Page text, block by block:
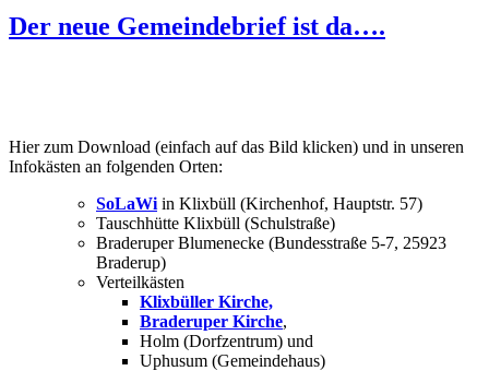
Der neue Gemeindebrief ist da….
Hier zum Download (einfach auf das Bild klicken) und in unseren
Infokästen an folgenden Orten:
SoLaWi in Klixbüll (Kirchenhof, Hauptstr. 57)
Tauschhütte Klixbüll (Schulstraße)
Braderuper Blumenecke (Bundesstraße 5-7, 25923
Braderup)
Verteilkästen
Klixbüller Kirche,
Braderuper Kirche,
Holm (Dorfzentrum) und
Uphusum (Gemeindehaus)